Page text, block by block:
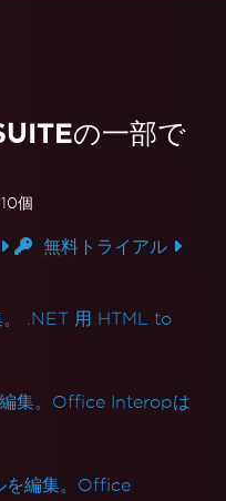
- Chromeレンダラ
で失敗
接続エラーの修正
する際のAzureパイプライ
のデプロイメントト
10 Buster) - パッ
のIronPdfのデプロイメン
ング
Ubuntu 24.04依存関係
依存関係の欠如を解決
xorg-x11-utilsにより
の一部で
個
無料トライアル
。 .NET 用 HTML to
集。Office Interopは
を編集。Office